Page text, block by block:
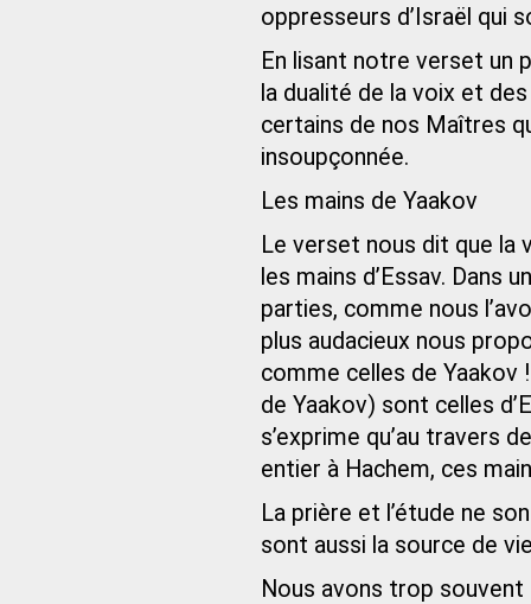
oppresseurs d’Israël qui
En lisant notre verset un
la dualité de la voix et
certains de nos Maîtres
insoupçonnée.
Les mains de Yaakov
Le verset nous dit que la
les mains d’Essav. Dans
parties, comme nous
plus audacieux nous
comme celles de Yaakov
de Yaakov) sont celles
s’exprime qu’au travers
entier à Hachem, ces
La prière et l’étude ne
sont aussi la source de
Nous avons trop souvent